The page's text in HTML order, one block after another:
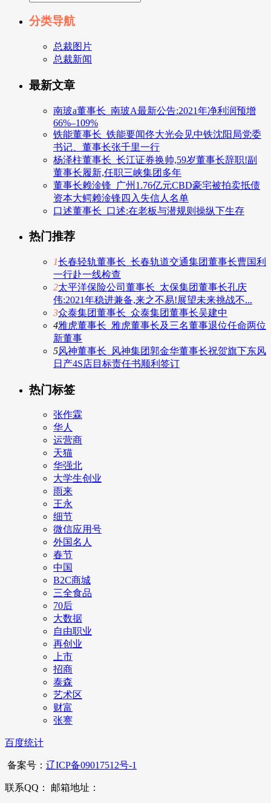
分类导航
总裁图片
总裁新闻
最新文章
南玻a董事长_南玻A最新公告:2021年净利润预增
66%–109%
铁能董事长_铁能要闻佟大光会见中铁沈阳局党委
书记、董事长张千里一行
杨泽柱董事长_长江证券换帅,59岁董事长辞职!副
董事长履新,任职三峡集团多年
董事长赖淦锋_广州1.76亿元CBD豪宅被拍卖抵债
资本大鳄赖淦锋四入失信人名单
口述董事长_口述:在老板与潜规则操纵下生存
热门推荐
1长春轻轨董事长_长春轨道交通集团董事长曹国利
一行赴一线检查
2太平洋保险公司董事长_太保集团董事长孔庆
伟:2021年稳进兼备,来之不易!展望未来挑战不...
3众泰集团董事长_众泰集团董事长吴建中
4雅虎董事长_雅虎董事长及三名董事退位任命两位
新董事
5风神董事长_风神集团郭金华董事长祝贺旗下东风
日产4S店目标责任书顺利签订
热门标签
张作霖
华人
运营商
天猫
华强北
大学生创业
雨来
王永
细节
微信应用号
外国名人
春节
中国
B2C商城
三全食品
70后
大数据
自由职业
再创业
上市
招商
泰森
艺术区
财富
张謇
百度统计
备案号： 辽ICP备09017512号-1
联系QQ： 邮箱地址：